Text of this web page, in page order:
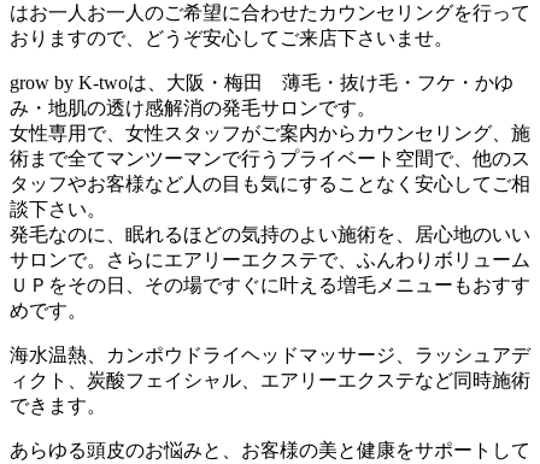
はお一人お一人のご希望に合わせたカウンセリングを行って
おりますので、どうぞ安心してご来店下さいませ。
grow by K-twoは、大阪・梅田 薄毛・抜け毛・フケ・かゆ
み・地肌の透け感解消の発毛サロンです。
女性専用で、女性スタッフがご案内からカウンセリング、施
術まで全てマンツーマンで行うプライベート空間で、他のス
タッフやお客様など人の目も気にすることなく安心してご相
談下さい。
発毛なのに、眠れるほどの気持のよい施術を、居心地のいい
サロンで。さらにエアリーエクステで、ふんわりボリューム
ＵＰをその日、その場ですぐに叶える増毛メニューもおすす
めです。
海水温熱、カンポウドライヘッドマッサージ、ラッシュアデ
ィクト、炭酸フェイシャル、エアリーエクステなど同時施術
できます。
あらゆる頭皮のお悩みと、お客様の美と健康をサポートして